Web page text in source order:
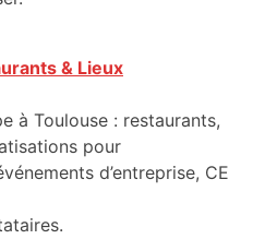
& Lieux
à Toulouse : restaurants,
pour
d’entreprise, CE